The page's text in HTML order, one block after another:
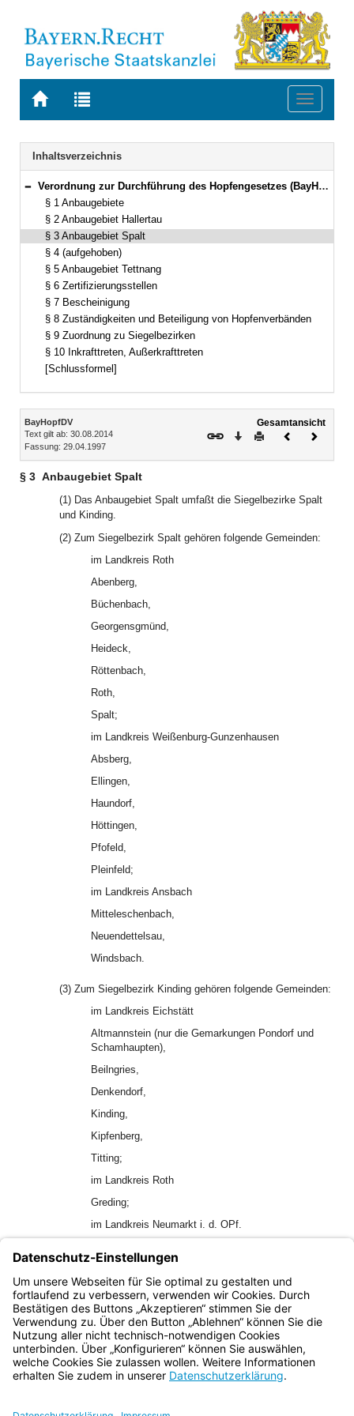
Zur
BAYERN.RECHT
Zur
letzten
Suche
Toggle
Navigation
Inhaltsverzeichnis
Bereich reduzieren
Verordnung zur Durchführung des Hopfengesetzes (BayHopfDV) Vom 29. April 1997 (GVBl. S. 79) BayRS 7821-10-L (§§ 1–10)
§ 1 Anbaugebiete
§ 2 Anbaugebiet Hallertau
§ 3 Anbaugebiet Spalt
§ 4 (aufgehoben)
§ 5 Anbaugebiet Tettnang
§ 6 Zertifizierungsstellen
§ 7 Bescheinigung
§ 8 Zuständigkeiten und Beteiligung von Hopfenverbänden
§ 9 Zuordnung zu Siegelbezirken
§ 10 Inkrafttreten, Außerkrafttreten
[Schlussformel]
Inhalt
BayHopfDV
Text gilt ab: 30.08.2014
Fassung: 29.04.1997
Gesamtansicht
Download
DruckenVorheriges
§ 3 Anbaugebiet Spalt
(1) Das Anbaugebiet Spalt umfaßt die Siegelbezirke Spalt
und Kinding.
(2) Zum Siegelbezirk Spalt gehören folgende Gemeinden:
im Landkreis Roth
Abenberg,
Büchenbach,
Georgensgmünd,
Heideck,
Röttenbach,
Roth,
Spalt;
im Landkreis Weißenburg-Gunzenhausen
Absberg,
Ellingen,
Haundorf,
Höttingen,
Pfofeld,
Pleinfeld;
im Landkreis Ansbach
Mitteleschenbach,
Neuendettelsau,
Windsbach.
(3) Zum Siegelbezirk Kinding gehören folgende Gemeinden:
im Landkreis Eichstätt
Altmannstein (nur die Gemarkungen Pondorf und
Schamhaupten),
Beilngries,
Denkendorf,
Kinding,
Kipfenberg,
Titting;
im Landkreis Roth
Greding;
im Landkreis Neumarkt i. d. OPf.
im Landkreis Regensburg
Hemau.
Bayern.de
BayernPortal